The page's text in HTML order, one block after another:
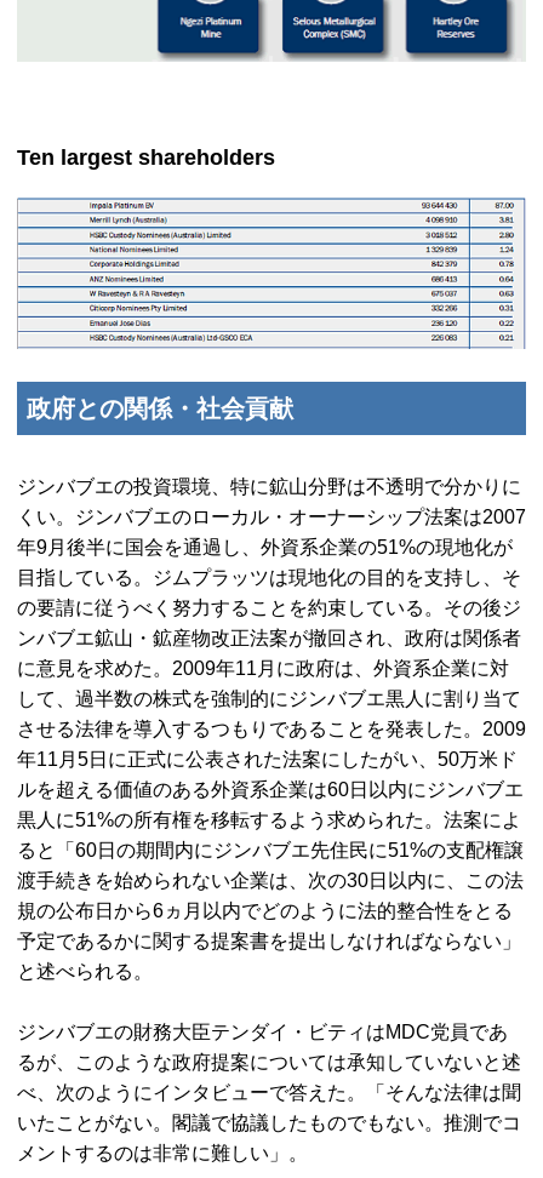
Ten largest shareholders
政府との関係・社会貢献
ジンバブエの投資環境、特に鉱山分野は不透明で分かりに
くい。ジンバブエのローカル・オーナーシップ法案は2007
年9月後半に国会を通過し、外資系企業の51%の現地化が
目指している。ジムプラッツは現地化の目的を支持し、そ
の要請に従うべく努力することを約束している。その後ジ
ンバブエ鉱山・鉱産物改正法案が撤回され、政府は関係者
に意見を求めた。2009年11月に政府は、外資系企業に対
して、過半数の株式を強制的にジンバブエ黒人に割り当て
させる法律を導入するつもりであることを発表した。2009
年11月5日に正式に公表された法案にしたがい、50万米ド
ルを超える価値のある外資系企業は60日以内にジンバブエ
黒人に51%の所有権を移転するよう求められた。法案によ
ると「60日の期間内にジンバブエ先住民に51%の支配権譲
渡手続きを始められない企業は、次の30日以内に、この法
規の公布日から6ヵ月以内でどのように法的整合性をとる
予定であるかに関する提案書を提出しなければならない」
と述べられる。
ジンバブエの財務大臣テンダイ・ビティはMDC党員であ
るが、このような政府提案については承知していないと述
べ、次のようにインタビューで答えた。「そんな法律は聞
いたことがない。閣議で協議したものでもない。推測でコ
メントするのは非常に難しい」。